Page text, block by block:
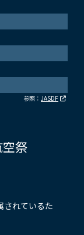
参照： JASDF
祭
されているた